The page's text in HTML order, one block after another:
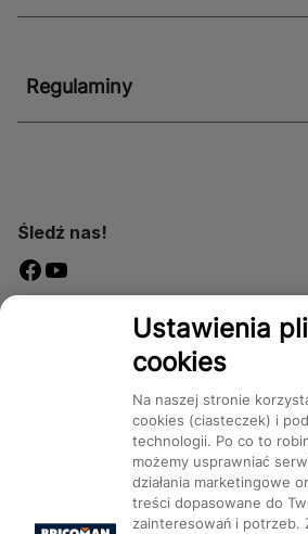
Regulaminy
Śledź nas!
Dostępność
Kategorie Produkty Marki
Ustawienia
cookies
Na naszej stronie
cookies (ciasteczek) i
technologii. Po co to
możemy usprawniać
działania marketingowe
treści dopasowane do
zainteresowań i potrzeb.